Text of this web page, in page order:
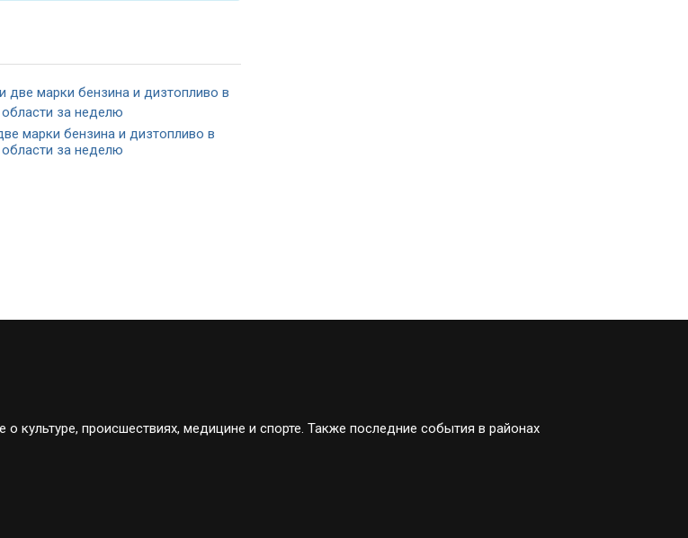
марки бензина и дизтопливо в
за неделю
происшествиях, медицине и спорте. Также последние события в районах